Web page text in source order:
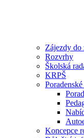
Zájezdy do
Rozvrhy
Školská
KRPŠ
Koncepce